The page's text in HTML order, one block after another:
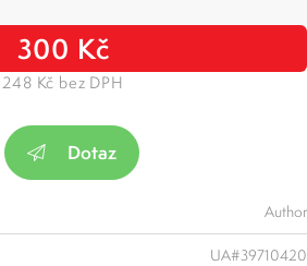
300 Kč
248 Kč bez DPH
Dotaz
Author
UA#39710420